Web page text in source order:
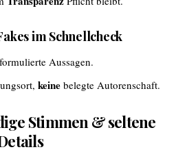
im Schnellcheck
formulierte Aussagen.
keine belegte Autorenschaft.
Stimmen & seltene